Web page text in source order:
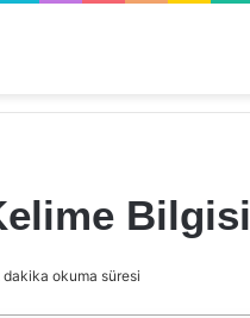
Bilgisi
dakika okuma süresi